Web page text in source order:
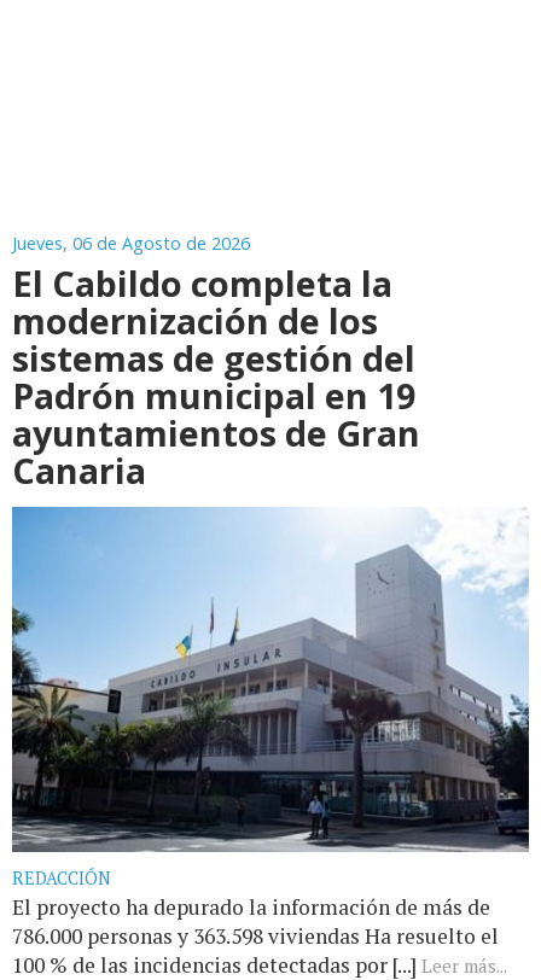
Jueves, 06 de Agosto de 2026
El Cabildo completa la
modernización de los
sistemas de gestión del
Padrón municipal en 19
ayuntamientos de Gran
Canaria
REDACCIÓN
El proyecto ha depurado la información de más de
786.000 personas y 363.598 viviendas Ha resuelto el
100 % de las incidencias detectadas por [...] Leer más...